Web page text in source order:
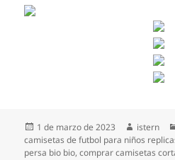
Publicado
el
1 de marzo de 2023 Autor
istern
camisetas de futbol para niños
persa bio bio,comprar camisetas